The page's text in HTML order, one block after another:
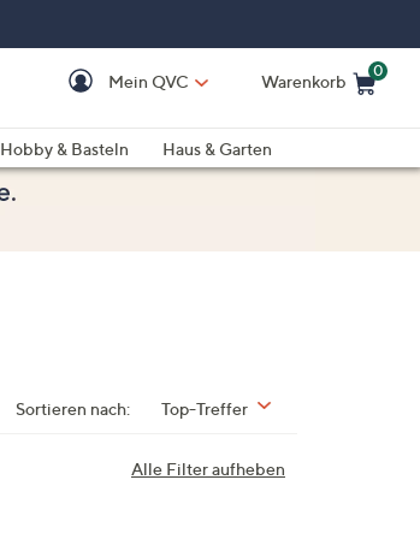
Mein QVC Warenkorb
0
Hobby & Basteln
Haus & Garten
Sortieren nach: Top-Treffer
Alle Filter aufheben